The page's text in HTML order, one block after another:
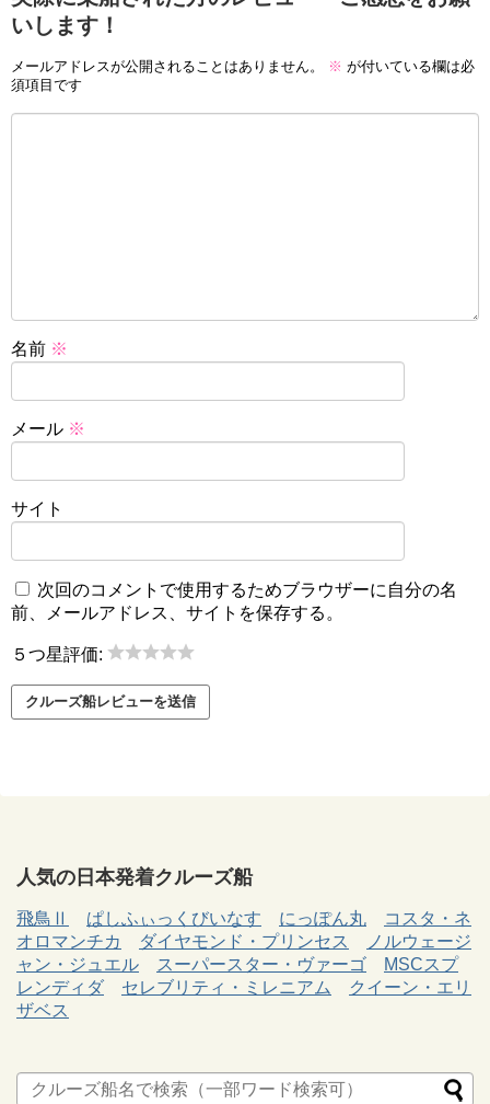
いします！
メールアドレスが公開されることはありません。 ※ が付いている欄は必
須項目です
名前 ※
メール ※
サイト
次回のコメントで使用するためブラウザーに自分の名
前、メールアドレス、サイトを保存する。
５つ星評価:
人気の日本発着クルーズ船
飛鳥Ⅱ ぱしふぃっくびいなす にっぽん丸
コスタ・ネ
オロマンチカ
ダイヤモンド・プリンセス
ノルウェージ
ャン・ジュエル
スーパースター・ヴァーゴ
MSCスプ
レンディダ
セレブリティ・ミレニアム
クイーン・エリ
ザベス